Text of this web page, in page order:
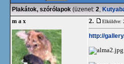
Plakátok, szórólapok (üzenet: 2,
m a x 2. Elküldve:
http://